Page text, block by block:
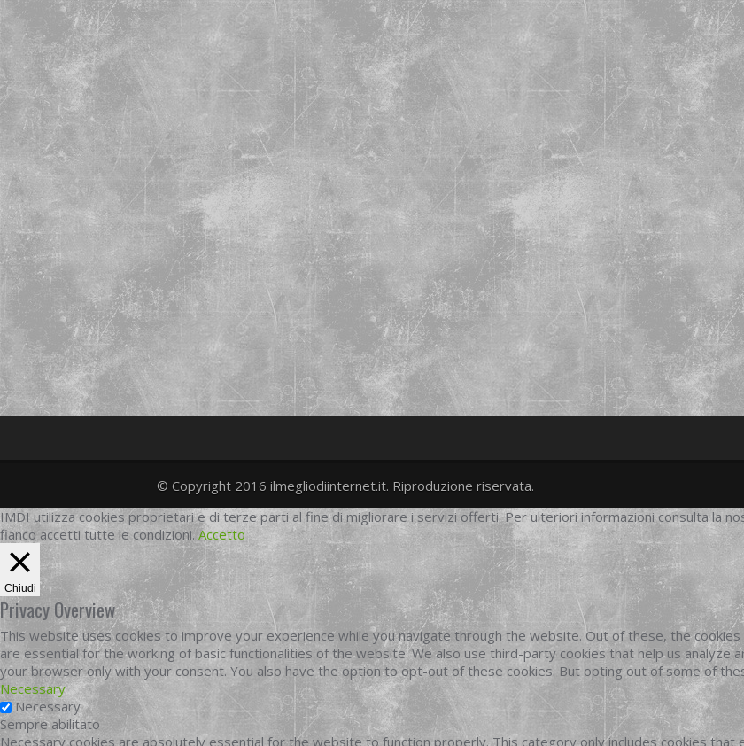
twittergoogleplus
facebook
© Copyright 2016 ilmegliodiinternet.it. Riproduzione riservata.
IMDI utilizza cookies proprietari e di terze parti al fine di migliorare i servizi offerti. Per ulteriori informazioni consulta la
fianco accetti tutte le condizioni. Accetto
Chiudi
Privacy Overview
This website uses cookies to improve your experience while you navigate through the website. Out of these, the
are essential for the working of basic functionalities of the website. We also use third-party cookies that help us analyze
your browser only with your consent. You also have the option to opt-out of these cookies. But opting out of some of
Necessary
Necessary
Sempre abilitato
Necessary cookies are absolutely essential for the website to function properly. This category only includes cookies